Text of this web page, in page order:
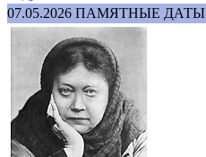
07.05.2026 ПАМЯТНЫЕ ДАТЫ